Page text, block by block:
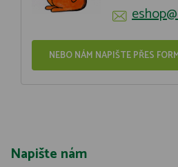
NEBO NÁM NAPIŠTE PŘES
Napište nám